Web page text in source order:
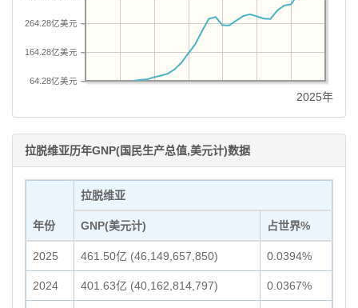
64.28亿美元
164.28亿美元
264.28亿美元
2025年
拉脱维亚历年GNP(国民生产总值,美元计)数据
年份
拉脱维亚
GNP(美元计) 占世界%
2025 461.50亿 (46,149,657,850) 0.0394%
2024 401.63亿 (40,162,814,797) 0.0367%